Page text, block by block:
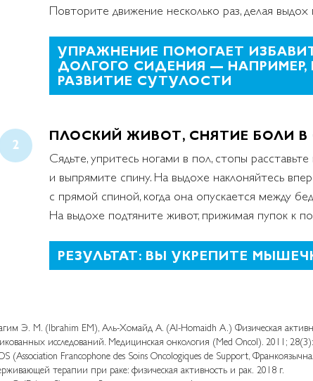
Повторите движение несколько раз, делая
УПРАЖНЕНИЕ ПОМОГАЕТ
ДОЛГОГО СИДЕНИЯ —
РАЗВИТИЕ СУТУЛОСТИ
ПЛОСКИЙ ЖИВОТ, СНЯТИЕ БОЛИ В
Сядьте, упритесь ногами в пол, стопы
и выпрямите спину. На выдохе наклоняйтесь
с прямой спиной, когда она опускается между
На выдохе подтяните живот, прижимая пупок к
РЕЗУЛЬТАТ: ВЫ УКРЕПИТЕ
Э. М. (Ibrahim EM), Аль-Хомайд А. (Al-Homaidh A.) Физическая
исследований. Медицинская онкология (Med Oncol). 2011;
(Association Francophone des Soins Oncologiques de Support,
терапии при раке: физическая активность и рак. 2018 г.